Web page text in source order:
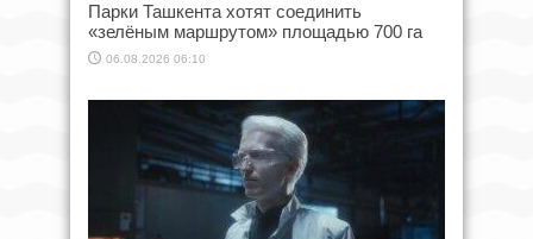
Парки Ташкента хотят соединить
«зелёным маршрутом» площадью 700 га
06.08.2026 06:10